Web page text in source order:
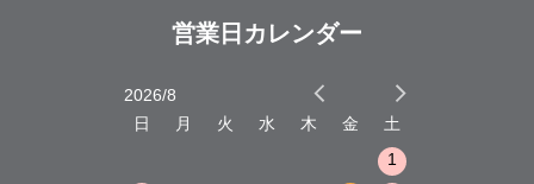
営業日カレンダー
2026/8
日
月 火 水 木 金
土
1